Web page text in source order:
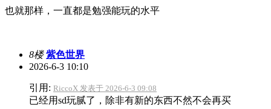
也就那样，一直都是勉强能玩的水平
8楼 紫色世界
2026-6-3 10:10
引用: RiccoX 发表于 2026-6-3 09:08
已经用sd玩腻了，除非有新的东西不然不会再买